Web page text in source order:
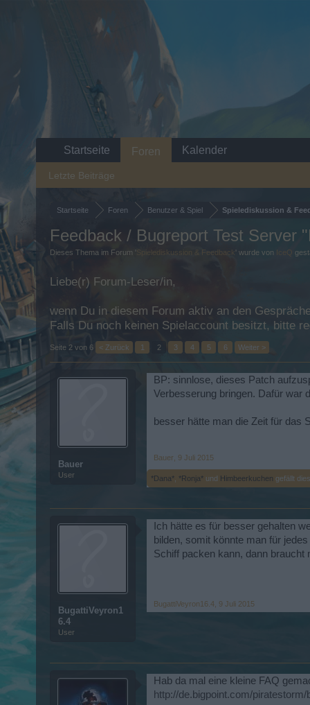
Startseite Foren Benutzer & Spiel Spielediskussion &
Feedback / Bugreport Test Server
Dieses Thema im Forum ' Spielediskussion & Feedback' wurde von IceQ
Liebe(r) Forum-Leser/in,
wenn Du in diesem Forum aktiv an den
Falls Du noch keinen Spielaccount besitzt, bitte
Seite 2 von 6 < Zurück 1 2 3 4 5 6 Weiter >
Bauer
User
BP: sinnlose, dieses Patch
Verbesserung bringen. Dafür war
besser hätte man die Zeit für das
Bauer 9 Juli 2015
*Dana* *Ronja* und Himbeerkuchen gefällt dies.
BugattiVeyron1
6.4
User
Ich hätte es für besser gehalten
bilden, somit könnte man für
Schiff packen kann, dann
BugattiVeyron16.4 9 Juli 2015
Hab da mal eine kleine FAQ
http://de.bigpoint.com/
Startseite Foren
Letzte Beiträge
Kalender